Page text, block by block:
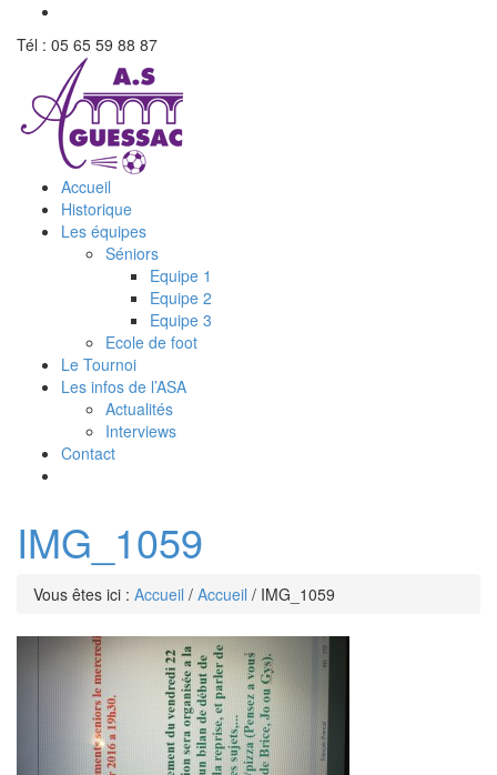
Tél : 05 65 59 88 87
Accueil
Historique
Les équipes
Séniors
Equipe 1
Equipe 2
Equipe 3
Ecole de foot
Le Tournoi
Les infos de l’ASA
Actualités
Interviews
Contact
IMG_1059
Vous êtes ici : Accueil / Accueil / IMG_1059